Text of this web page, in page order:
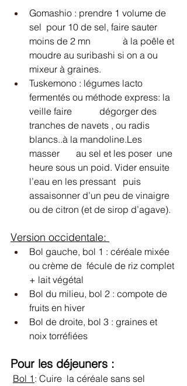
Gomashio : prendre 1 volume de
sel  pour 10 de sel, faire sauter
moins de 2 mn 		à la poêle et
moudre au suribashi si on a ou
mixeur à graines.
Tuskemono : légumes lacto
fermentés ou méthode express: la
veille faire 		dégorger des
tranches de navets , ou radis
blancs..à la mandoline.Les
masser 	au sel et les poser  une
heure sous un poid. Vider ensuite
l’eau en les pressant  	puis
assaisonner d’un peu de vinaigre
ou de citron (et de sirop d’agave).
Version occidentale:
Bol gauche, bol 1 : céréale mixée
ou crème de  fécule de riz complet
+ lait végétal
Bol du milieu, bol 2 : compote de
fruits en hiver
Bol de droite, bol 3 : graines et
noix torréfiées
Pour les déjeuners :
Bol 1 : Cuire  la céréale sans sel